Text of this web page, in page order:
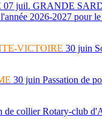
07 juil. GRANDE
l'année 2026-2027 pour
VICTOIRE 30 juin
30 juin Passation de
de collier Rotary-club